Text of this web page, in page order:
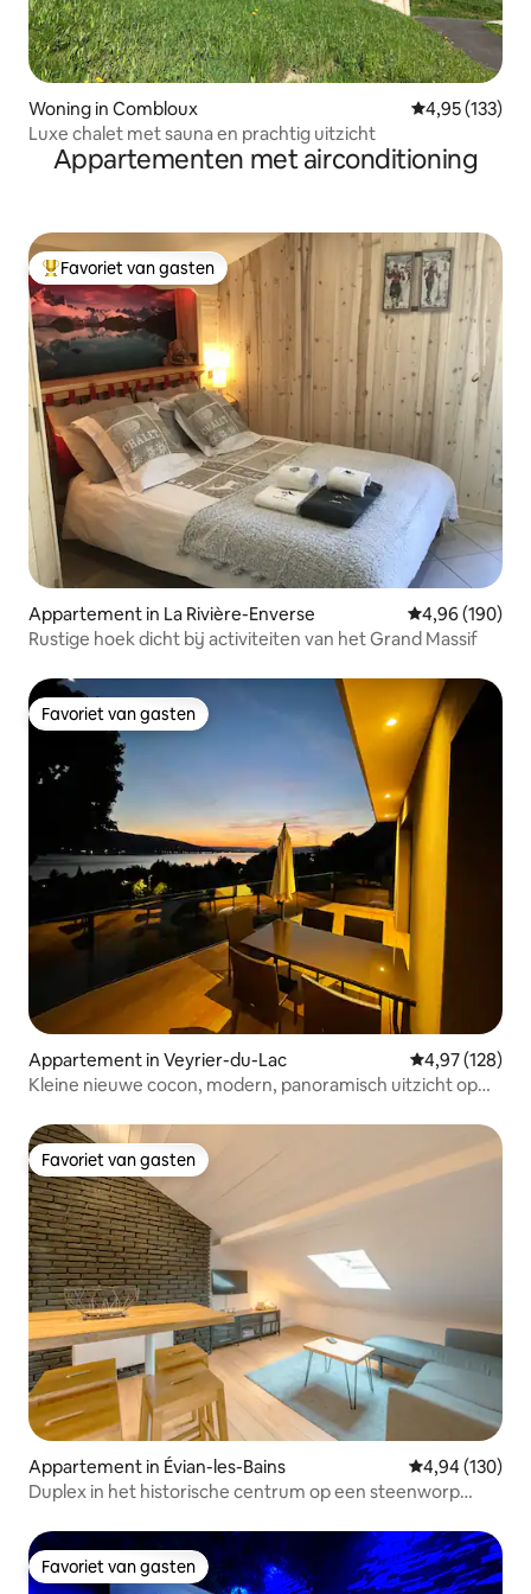
Woning in Combloux Gemiddelde
4,95 (133)
Luxe chalet met sauna en prachtig uitzicht
Appartementen met airconditioning
Topfavoriet van gasten
Favoriet van gasten
Appartement in La Rivière-Enverse Gemiddelde
4,96 (190)
Rustige hoek dicht bij activiteiten van het Grand Massif
Favoriet van gasten
Favoriet van gasten
Appartement in Veyrier-du-Lac Gemiddelde
4,97 (128)
Kleine nieuwe cocon, modern, panoramisch uitzicht op
Favoriet van gasten
Favoriet van gasten
Appartement in Évian-les-Bains Gemiddelde
4,94 (130)
Duplex in het historische centrum op een steenworp
Favoriet van gasten
Favoriet van gasten